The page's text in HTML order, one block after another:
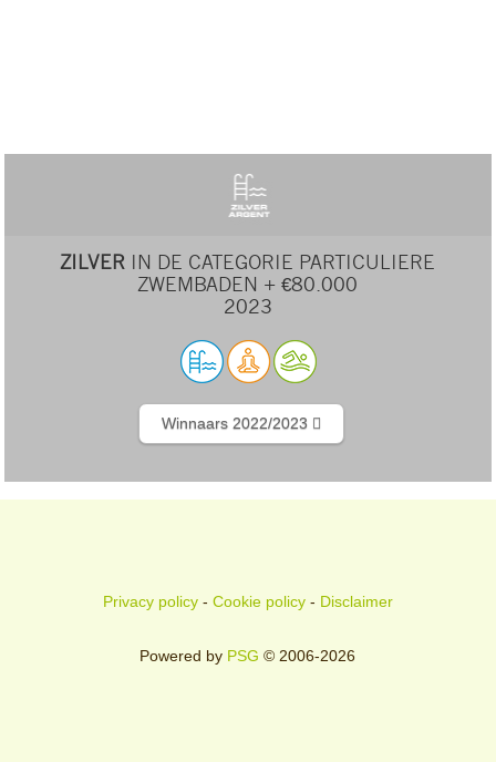
ZILVER IN DE CATEGORIE PARTICULIERE
ZWEMBADEN + €80.000
2023
Winnaars 2022/2023
Privacy policy- Cookie policy- Disclaimer
Powered by PSG © 2006-2026